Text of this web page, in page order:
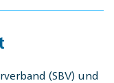
(SBV) und